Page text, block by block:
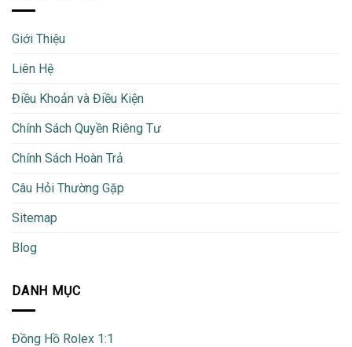
Giới Thiệu
Liên Hệ
Điều Khoản và Điều Kiện
Chính Sách Quyền Riêng Tư
Chính Sách Hoàn Trả
Câu Hỏi Thường Gặp
Sitemap
Blog
DANH MỤC
Đồng Hồ Rolex 1:1